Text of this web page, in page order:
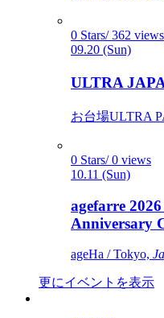
0 Stars/ 362 views
09.20 (Sun)
ULTRA
お台場ULTRA
0 Stars/ 0 views
10.11 (Sun)
agefarre
Anniversary
ageHa / Tokyo,
更にイベントを表示